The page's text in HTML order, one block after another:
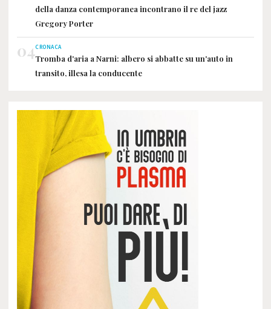
della danza contemporanea incontrano il re del jazz
Gregory Porter
04CRONACA
Tromba d'aria a Narni: albero si abbatte su un'auto in
transito, illesa la conducente